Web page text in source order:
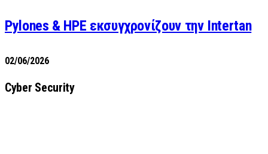
Pylones & HPE εκσυγχρονίζουν την Intertan
02/06/2026
Cyber Security